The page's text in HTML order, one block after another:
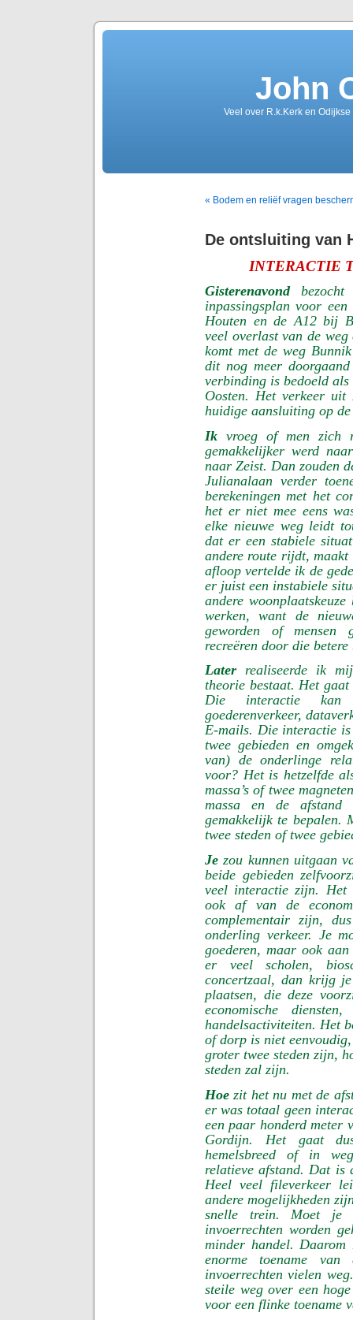
John
Veel over R.k.Kerk en
« Bodem en reliëf vragen
De ontsluiting van
INTERACTIE
Gisterenavondbezocht
inpassingsplan voor
Houten en de A12 bij
veel overlast van de
komt met de weg
dit nog meer
verbinding is bedoeld
Oosten. Het verkeer uit
huidige aansluiting op
Ik vroeg of men zich
gemakkelijker werd
naar Zeist. Dan zouden
Julianalaan verder
berekeningen met het
het er niet mee eens
elke nieuwe weg leidt
dat er een stabiele
andere route rijdt,
afloop vertelde ik de
er juist een instabiele
andere
werken, want de
geworden of mensen
recreëren door die
Later realiseerde ik
theorie bestaat. Het
Die interactie kan
goederenverkeer,
E-mails. Die interactie
twee gebieden en
van) de onderlinge
voor? Het is hetzelfde
massa’s of twee
massa en de
gemakkelijk te bepalen.
twee steden of twee
Je zou kunnen uitgaan
beide gebieden
veel interactie zijn. Het
ook af van de
complementair zijn,
onderling verkeer. Je
goederen, maar ook
er veel scholen,
concertzaal, dan krijg
plaatsen, die deze
economische
handelsactiviteiten. Het
of dorp is niet
groter twee steden zijn,
steden zal zijn.
Hoe zit het nu met de
er was totaal geen
een paar honderd meter
Gordijn. Het gaat
hemelsbreed of in
relatieve afstand. Dat is
Heel veel fileverkeer
andere mogelijkheden
snelle trein. Moet je
invoerrechten worden
minder handel.
enorme toename
invoerrechten vielen
steile weg over een
voor een flinke toename